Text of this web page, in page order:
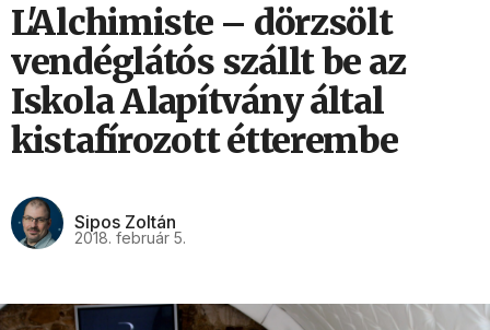
L'Alchimiste – dörzsölt
vendéglátós szállt be az
Iskola Alapítvány által
kistafírozott étterembe
Sipos Zoltán
2018. február 5.